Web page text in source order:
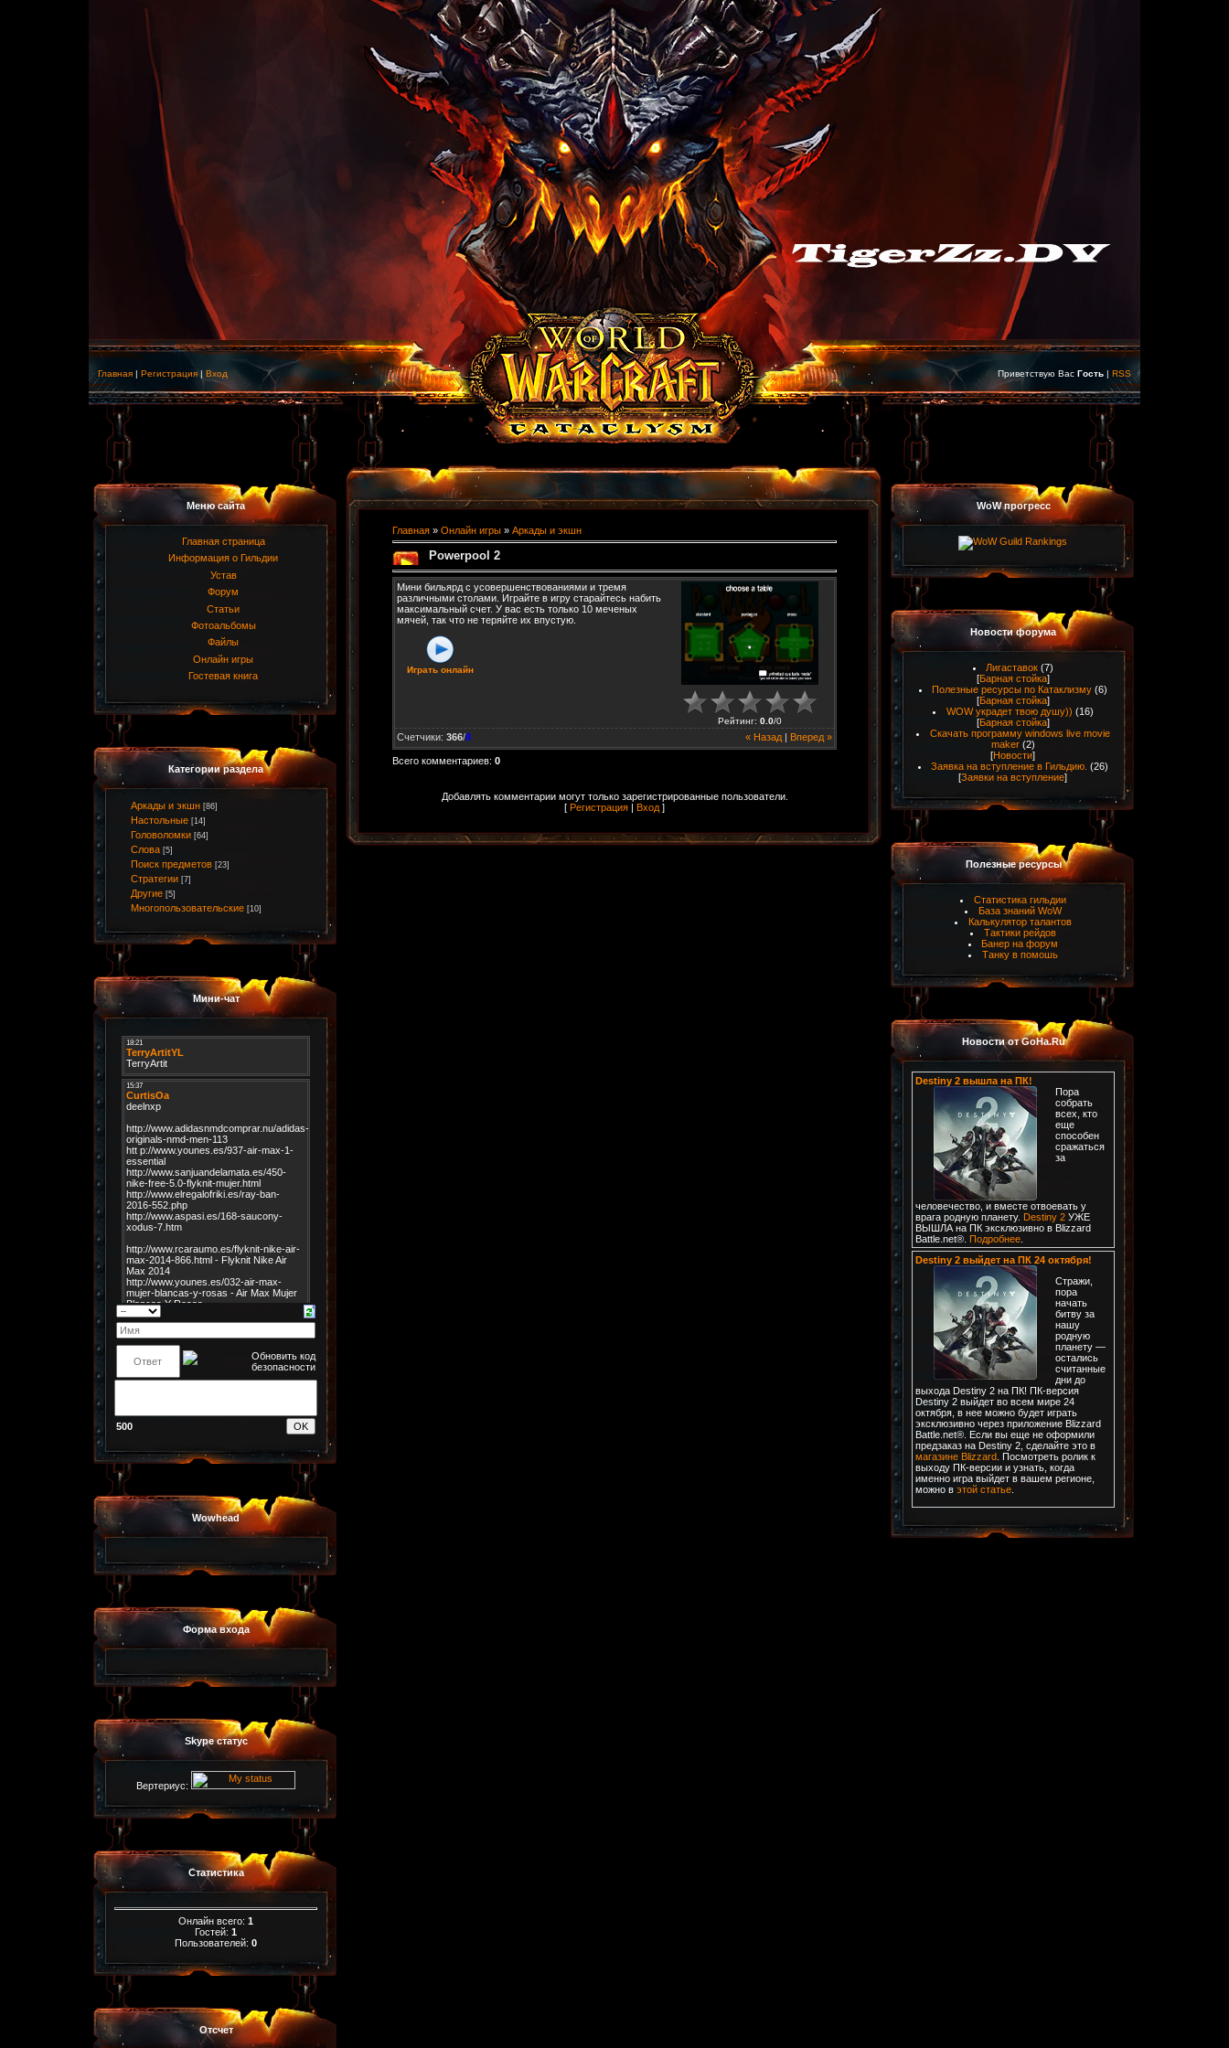
Главная | Регистрация | Вход Приветствую Вас Гость | RSS
Меню сайта
Главная страница
Информация о Гильдии
Устав
Форум
Статьи
Фотоальбомы
Файлы
Онлайн игры
Гостевая книга
Категории раздела
Аркады и экшн [86]
Настольные [14]
Головоломки [64]
Слова [5]
Поиск предметов [23]
Стратегии [7]
Другие [5]
Многопользовательские [10]
Мини-чат
500
Wowhead
Форма входа
Skype статус
Вертериус:
Статистика
Онлайн всего: 1
Гостей: 1
Пользователей: 0
Отсчет
Главная » Онлайн игры » Аркады и экшн
Powerpool 2
Мини бильярд с усовершенствованиями и тремя
различными столами. Играйте в игру старайтесь набить
максимальный счет. У вас есть только 10 меченых
мячей, так что не теряйте их впустую.
Играть онлайн
Рейтинг: 0.0/0
« Назад Вперед »
Счетчики: 366/8
Всего комментариев: 0
Добавлять комментарии могут только зарегистрированные пользователи.
[ Регистрация Вход ]
WoW прогресс
Новости форума
Лигаставок (7)
[Барная стойка]
Полезные ресурсы по Катаклизму (6)
[Барная стойка]
WOW украдет твою душу)) (16)
[Барная стойка]
Скачать программу windows live movie
maker (2)
[Новости]
Заявка на вступление в Гильдию. (26)
[Заявки на вступление]
Полезные ресурсы
Статистика гильдии
База знаний WoW
Калькулятор талантов
Тактики рейдов
Банер на форум
Танку в помошь
Новости от GoHa.Ru
Destiny 2 вышла на ПК!
Пора
собрать
всех, кто
еще
способен
сражаться
за
человечество, и вместе отвоевать у
врага родную планету. Destiny 2УЖЕ
ВЫШЛА на ПК эксклюзивно в Blizzard
Battle.net®. Подробнее.
Destiny 2 выйдет на ПК 24 октября!
Стражи,
пора
начать
битву за
нашу
родную
планету —
остались
считанные
дни до
выхода Destiny 2 на ПК! ПК-версия
Destiny 2 выйдет во всем мире 24
октября, в нее можно будет играть
эксклюзивно через приложение Blizzard
Battle.net®. Если вы еще не оформили
предзаказ на Destiny 2, сделайте это в
магазине Blizzard. Посмотреть ролик к
выходу ПК-версии и узнать, когда
именно игра выйдет в вашем регионе,
можно в этой статье.